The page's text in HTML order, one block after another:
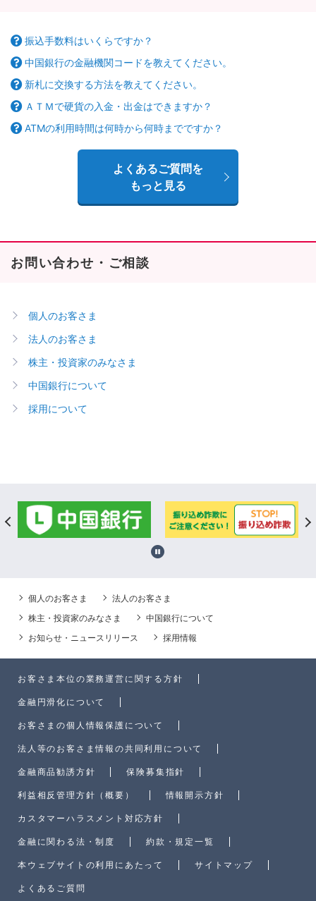
振込手数料はいくらですか？
中国銀行の金融機関コードを教えてください。
新札に交換する方法を教えてください。
ＡＴＭで硬貨の入金・出金はできますか？
ATMの利用時間は何時から何時までですか？
よくあるご質問を
もっと見る
お問い合わせ・ご相談
個人のお客さま
法人のお客さま
株主・投資家のみなさま
中国銀行について
採用について
個人のお客さま
法人のお客さま
株主・投資家のみなさま
中国銀行について
お知らせ・ニュースリリース
採用情報
お客さま本位の業務運営に関する方針
金融円滑化について
お客さまの個人情報保護について
法人等のお客さま情報の共同利用について
金融商品勧誘方針 保険募集指針
利益相反管理方針（概要） 情報開示方針
カスタマーハラスメント対応方針
金融に関わる法・制度 約款・規定一覧
本ウェブサイトの利用にあたって サイトマップ
よくあるご質問